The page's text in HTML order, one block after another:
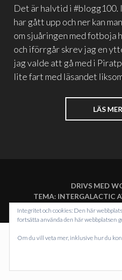
Det är halvtid i #blogg100.
har gått upp och ner kan
om sjuåringen med fotboja
och iförrgår skrev jag en
jag valde att gå med i
lite fart med läsandet
LÄS MER
DRIVS MED
TEMA: INTERGALACTIC
Integritet och cookies: Den här
fortsätta använda den här webbplatsen
Om du vill veta mer, inklusive hur du